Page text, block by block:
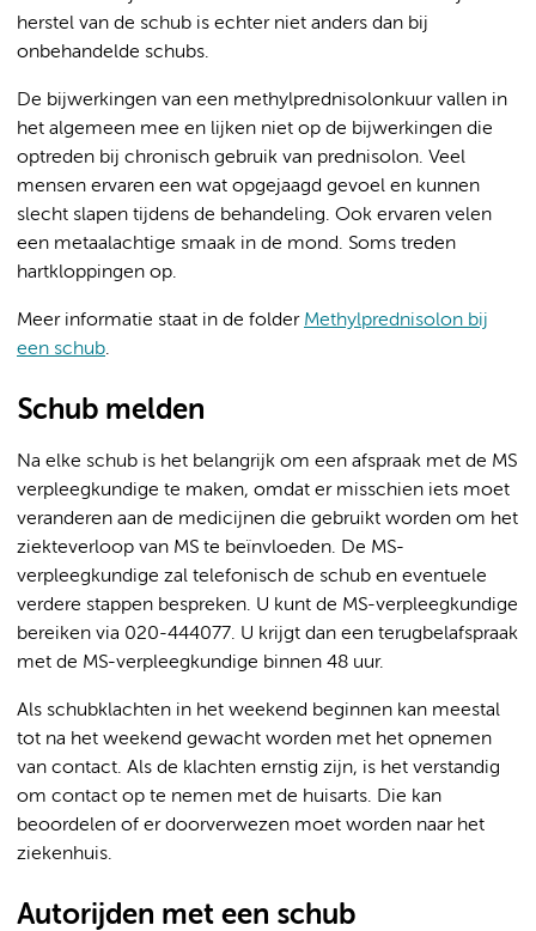
herstel van de schub is echter niet anders dan bij
onbehandelde schubs.
De bijwerkingen van een methylprednisolonkuur vallen in
het algemeen mee en lijken niet op de bijwerkingen die
optreden bij chronisch gebruik van prednisolon. Veel
mensen ervaren een wat opgejaagd gevoel en kunnen
slecht slapen tijdens de behandeling. Ook ervaren velen
een metaalachtige smaak in de mond. Soms treden
hartkloppingen op.
Meer informatie staat in de folder Methylprednisolon bij
een schub.
Schub melden
Na elke schub is het belangrijk om een afspraak met de MS
verpleegkundige te maken, omdat er misschien iets moet
veranderen aan de medicijnen die gebruikt worden om het
ziekteverloop van MS te beïnvloeden. De MS-
verpleegkundige zal telefonisch de schub en eventuele
verdere stappen bespreken. U kunt de MS-verpleegkundige
bereiken via 020-444077. U krijgt dan een terugbelafspraak
met de MS-verpleegkundige binnen 48 uur.
Als schubklachten in het weekend beginnen kan meestal
tot na het weekend gewacht worden met het opnemen
van contact. Als de klachten ernstig zijn, is het verstandig
om contact op te nemen met de huisarts. Die kan
beoordelen of er doorverwezen moet worden naar het
ziekenhuis.
Autorijden met een schub